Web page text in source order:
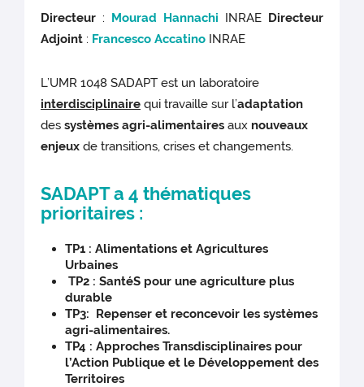
Directeur : Mourad Hannachi INRAE Directeur
Adjoint : Francesco Accatino INRAE
L’UMR 1048 SADAPT est un laboratoire
interdisciplinaire qui travaille sur l’adaptation
des systèmes agri-alimentaires aux nouveaux
enjeux de transitions, crises et changements.
SADAPT a 4 thématiques
prioritaires :
TP1 : Alimentations et Agricultures
Urbaines
TP2 : SantéS pour une agriculture plus
durable
TP3: Repenser et reconcevoir les systèmes
agri-alimentaires.
TP4 : Approches Transdisciplinaires pour
l’Action Publique et le Développement des
Territoires